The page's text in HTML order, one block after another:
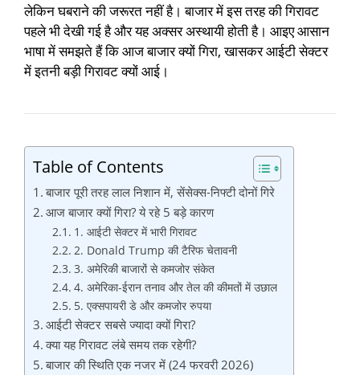
लेकिन घबराने की जरूरत नहीं है। बाजार में इस तरह की गिरावट
पहले भी देखी गई है और यह अक्सर अस्थायी होती है। आइए आसान
भाषा में समझते हैं कि आज बाजार क्यों गिरा, खासकर आईटी सेक्टर
में इतनी बड़ी गिरावट क्यों आई।
Table of Contents
बाजार पूरी तरह लाल निशान में, सेंसेक्स-निफ्टी दोनों गिरे
आज बाजार क्यों गिरा? ये रहे 5 बड़े कारण
1. आईटी सेक्टर में भारी गिरावट
2. Donald Trump की टैरिफ चेतावनी
3. अमेरिकी बाजारों से कमजोर संकेत
4. अमेरिका-ईरान तनाव और तेल की कीमतों में उछाल
5. एक्सपायरी डे और कमजोर रुपया
आईटी सेक्टर सबसे ज्यादा क्यों गिरा?
क्या यह गिरावट लंबे समय तक रहेगी?
बाजार की स्थिति एक नजर में (24 फरवरी 2026)